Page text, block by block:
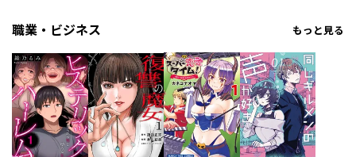
職業・ビジネス もっと見る